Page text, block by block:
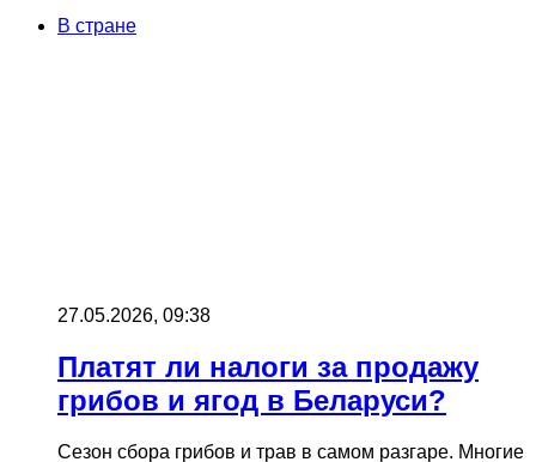
В стране
27.05.2026, 09:38
Платят ли налоги за продажу
грибов и ягод в Беларуси?
Сезон сбора грибов и трав в самом разгаре. Многие